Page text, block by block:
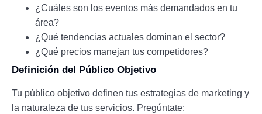
¿Cuáles son los eventos más demandados en tu
área?
¿Qué tendencias actuales dominan el sector?
¿Qué precios manejan tus competidores?
Definición del Público Objetivo
Tu público objetivo definen tus estrategias de marketing y
la naturaleza de tus servicios. Pregúntate: